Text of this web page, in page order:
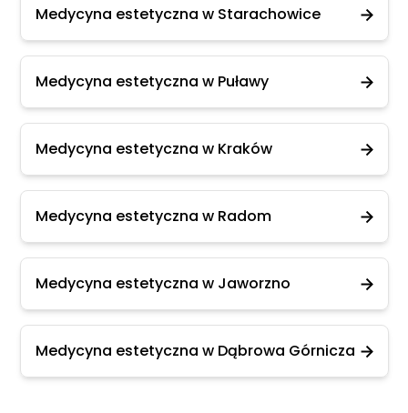
Medycyna estetyczna w Starachowice
Medycyna estetyczna w Puławy
Medycyna estetyczna w Kraków
Medycyna estetyczna w Radom
Medycyna estetyczna w Jaworzno
Medycyna estetyczna w Dąbrowa Górnicza